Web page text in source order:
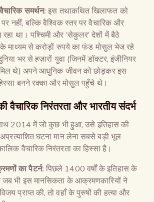
समर्थन: इस तथाकथित खिलाफत को
नहीं, बल्कि वैश्विक स्तर पर वैचारिक और
था। पश्चिमी और ‘सेकुलर’ देशों में बैठे
माध्यम से करोड़ों रुपये का फंड मोसुल भेज रहे
भर से हज़ारों युवा (जिनमें डॉक्टर, इंजीनियर
थे) अपने आधुनिक जीवन को छोड़कर इस
बनने रक्का और मोसुल पहुँचे थे।
वैचारिक निरंतरता और भारतीय संदर्भ
2014 में जो कुछ भी हुआ, उसे इतिहास की
घटना मान लेना सबसे बड़ी भूल
वैचारिक निरंतरता का हिस्सा है।
का पैटर्न: पिछले 1400 वर्षों के इतिहास के
जब भी इस मानसिकता के आक्रमणकारियों ने
प्राप्त की, तो वहाँ के पुरुषों की हत्या और